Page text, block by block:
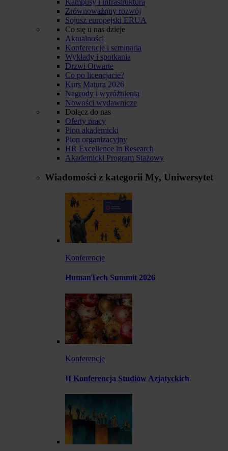
Zrównoważony rozwój
Sojusz europejski ERUA
Co się u nas dzieje
Aktualności
Konferencje i seminaria
Wykłady i spotkania
Drzwi Otwarte
Co po licencjacie?
Kurs Matura 2026
Nagrody i wyróżnienia
Nowości wydawnicze
Dołącz do nas
Oferty pracy
Pion akademicki
Pion organizacyjny
HR Excellence in Research
Akademicki Program Stażowy
Wiadomości z kategorii My, Uniwersytet
Konferencje
HumanTech Summit 2026
Konferencje
II Konferencja Studiów Azjatyckich